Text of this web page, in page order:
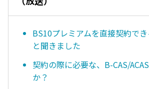
BS10プレミアムを直接契約で
と聞きました
契約の際に必要な、B-CAS/
か？